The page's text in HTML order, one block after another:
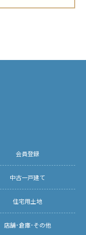
会員登録
中古一戸建て
住宅用土地
店舗･倉庫･その他